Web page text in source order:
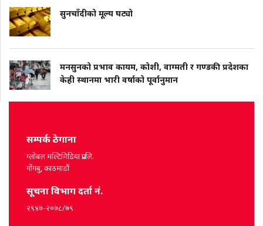
सुनचाँदीको मूल्य घट्यो
मनसुनको प्रभाव कायम, कोशी, वाग्मती र गण्डकी प्रदेशका
केही स्थानमा भारी वर्षाको पूर्वानुमान
सम्पर्क ठेगाना
ग्लोबल मल्टिमिडिया प्रा.लि.
गोंगबु, काठमाडौं
सूचना विभाग दर्ता नं.
२९४७-२०७८/७९